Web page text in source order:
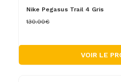
Nike Pegasus Trail 4 Gris
130.00€
VOIR LE